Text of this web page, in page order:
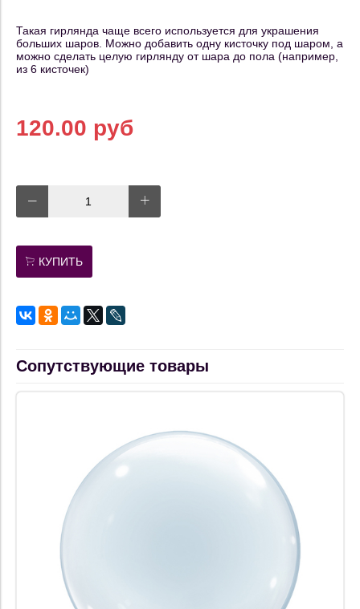
Такая гирлянда чаще всего используется для украшения
больших шаров. Можно добавить одну кисточку под шаром, а
можно сделать целую гирлянду от шара до пола (например,
из 6 кисточек)
120.00 руб
КУПИТЬ
Сопутствующие товары